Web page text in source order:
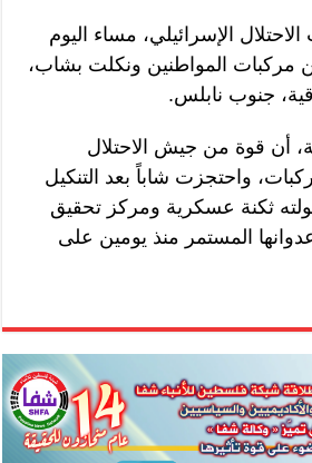
الإسرائيلي، مساء اليوم
مركبات المواطنين ونكلت بشاب،
جنوب نابلس.
أن قوة من جيش الاحتلال
واحتجزت شاباً بعد التنكيل
ثكنة عسكرية ومركز تحقيق
المستمر منذ يومين على